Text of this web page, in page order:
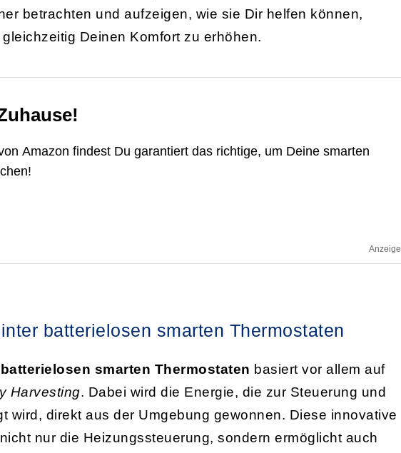
betrachten und aufzeigen, wie sie Dir helfen können,
Deinen Komfort zu erhöhen.
Amazon findest Du garantiert das richtige, um Deine smarten
Anzeige
batterielosen smarten Thermostaten
batterielosen smarten Thermostaten basiert vor allem auf
Harvesting. Dabei wird die Energie, die zur Steuerung und
wird, direkt aus der Umgebung gewonnen. Diese innovative
nur die Heizungssteuerung, sondern ermöglicht auch